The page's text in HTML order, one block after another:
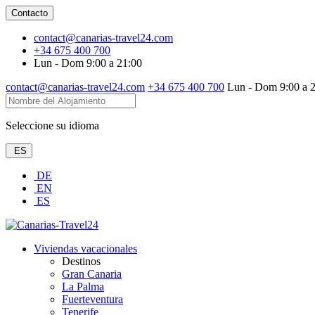
Contacto
contact@canarias-travel24.com
+34 675 400 700
Lun - Dom 9:00 a 21:00
contact@canarias-travel24.com +34 675 400 700 Lun - Dom 9:00 a
Seleccione su idioma
ES
DE
EN
ES
Viviendas vacacionales
Destinos
Gran Canaria
La Palma
Fuerteventura
Tenerife